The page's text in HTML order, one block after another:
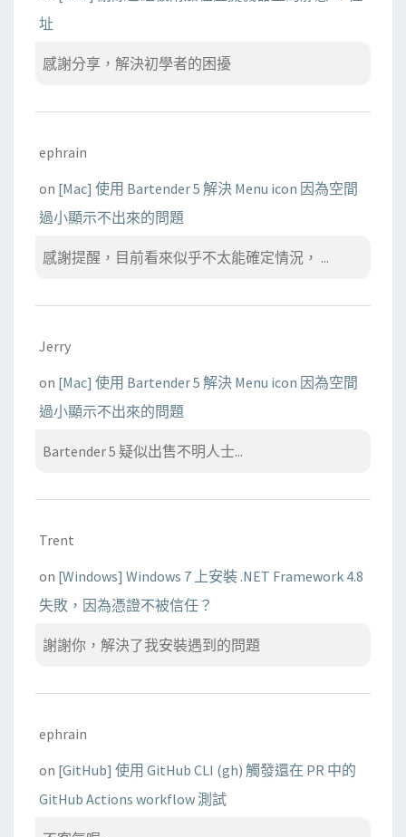
址
感謝分享，解決初學者的困擾
ephrain
on [Mac] 使用 Bartender 5 解決 Menu icon 因為空間
過小顯示不出來的問題
感謝提醒，目前看來似乎不太能確定情況， ...
Jerry
on [Mac] 使用 Bartender 5 解決 Menu icon 因為空間
過小顯示不出來的問題
Bartender 5 疑似出售不明人士...
Trent
on [Windows] Windows 7 上安裝 .NET Framework 4.8
失敗，因為憑證不被信任？
謝謝你，解決了我安裝遇到的問題
ephrain
on [GitHub] 使用 GitHub CLI (gh) 觸發還在 PR 中的
GitHub Actions workflow 測試